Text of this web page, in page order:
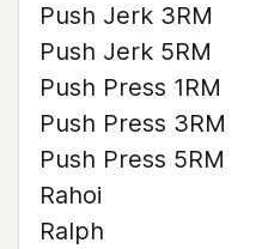
Push Jerk 3RM
Push Jerk 5RM
Push Press 1RM
Push Press 3RM
Push Press 5RM
Rahoi
Ralph